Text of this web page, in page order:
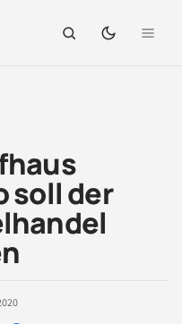
soll der